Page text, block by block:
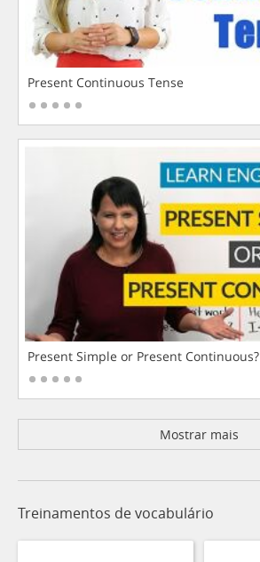
Present Continuous Tense
Present Simple or Present Continuous?
Mostrar mais
Treinamentos de vocabulário